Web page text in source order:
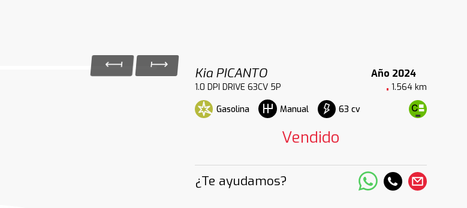
Kia PICANTO
Año 2024
1.0 DPI DRIVE 63CV 5P
1.564 km
Gasolina
Manual 63 cv
Vendido
¿Te ayudamos?